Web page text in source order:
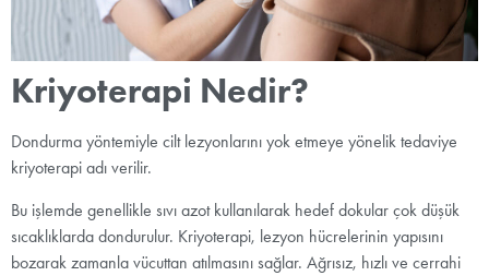
Kriyoterapi Nedir?
Dondurma yöntemiyle cilt lezyonlarını yok etmeye yönelik tedaviye
kriyoterapi adı verilir.
Bu işlemde genellikle sıvı azot kullanılarak hedef dokular çok düşük
sıcaklıklarda dondurulur. Kriyoterapi, lezyon hücrelerinin yapısını
bozarak zamanla vücuttan atılmasını sağlar. Ağrısız, hızlı ve cerrahi